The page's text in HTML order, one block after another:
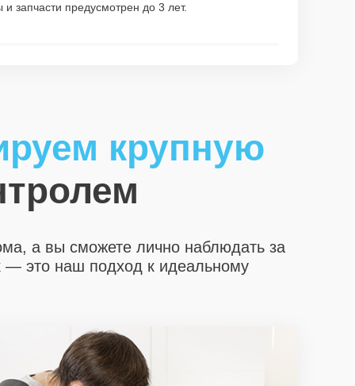
запчасти предусмотрен до 3 лет.
крупную
а вы сможете лично наблюдать за
— это наш подход к идеальному